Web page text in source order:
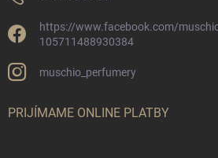
https://www.facebook.com/
105711488930384
muschio_perfumery
PRIJÍMAME ONLINE PLATBY